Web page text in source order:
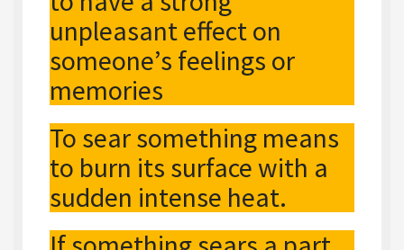
unpleasant effect on
someone’s feelings or
memories
To sear something means
to burn its surface with a
sudden intense heat.